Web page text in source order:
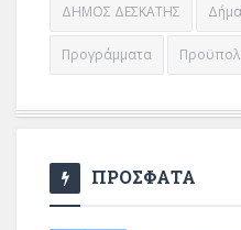
ΔΗΜΟΣ ΔΕΣΚΑΤΗΣ
Προγράμματα
ΠΡΟΣΦΑΤΑ